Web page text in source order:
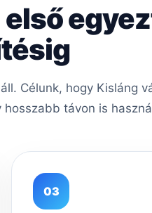
Célunk, hogy Kisláng
távon is
03